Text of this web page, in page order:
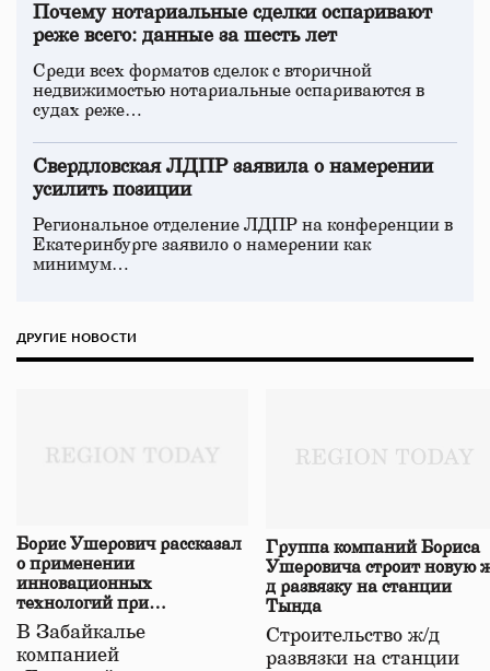
Почему нотариальные сделки оспаривают
реже всего: данные за шесть лет
Среди всех форматов сделок с вторичной
недвижимостью нотариальные оспариваются в
судах реже…
Свердловская ЛДПР заявила о намерении
усилить позиции
Региональное отделение ЛДПР на конференции в
Екатеринбурге заявило о намерении как
минимум…
ДРУГИЕ НОВОСТИ
Борис Ушерович рассказал
о применении
инновационных
технологий при
строительстве нового моста
в Забайкалье
В Забайкалье
компанией
Группа компаний Бориса
Ушеровича строит новую
д развязку на станции
Тында
Строительство ж/д
развязки на станции